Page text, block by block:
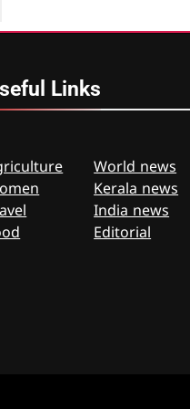
Links
World news
Kerala news
India news
Editorial